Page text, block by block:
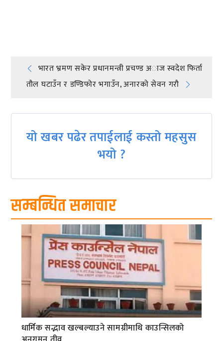
Post
navigation
भारत भ्रमण सकेर प्रधानमन्त्री प्रचण्ड अाज स्वदेश फिर्ता
तौल घटाउँन र डण्डिफोर भगाउँन, अनारकाे सेवन गराै
यो खबर पढेर तपाईलाई कस्तो महसुस
भयो ?
सम्बन्धित समाचार
धार्मिक सद्भाव खल्बल्याउने सामग्रीमाथि काउन्सिलको